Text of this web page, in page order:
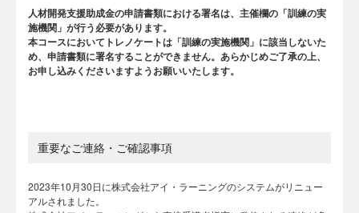
人材開発支援助成金の申請書類における署名は、主催欄の「訓練の実
施機関」が行う必要があります。
本コースにおいてトレノケートは「訓練の実施機関」に該当しないた
め、申請書類に署名することができません。あらかじめご了承の上、
お申し込みくださいますようお願いいたします。
重要なご連絡・ご確認事項
2023年10月30日に株式会社アイ・ラーニングのシステムがリニュー
アルされました。